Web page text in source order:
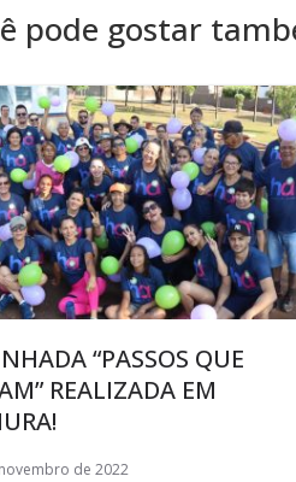
pode gostar
“PASSOS QUE
REALIZADA EM
de 2022